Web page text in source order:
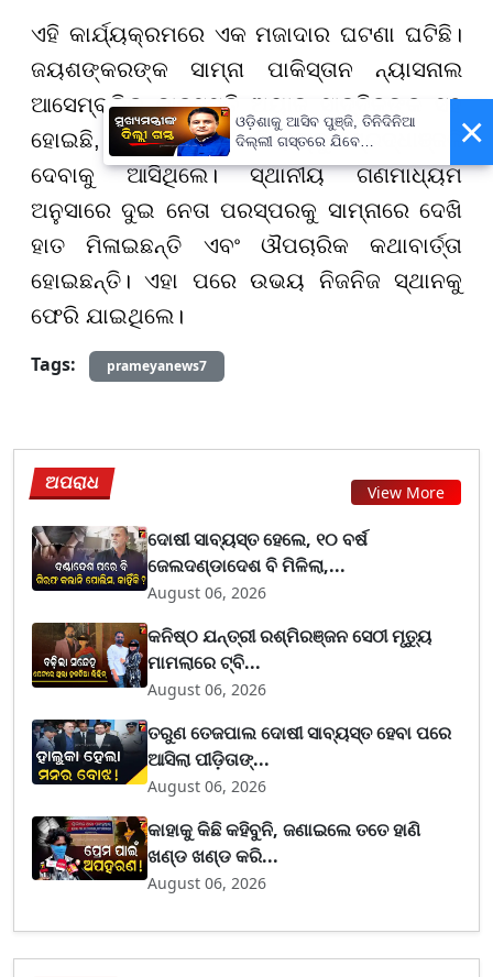
ଏହି କାର୍ଯ୍ୟକ୍ରମରେ ଏକ ମଜାଦାର ଘଟଣା ଘଟିଛି।
ଜୟଶଙ୍କରଙ୍କ ସାମ୍ନା ପାକିସ୍ତାନ ନ୍ୟାସନାଲ
ଆସେମ୍ବ୍ଲିର ବାଚସ୍ପତି ଅୟାଜ ସାଦ୍ଦିକଙ୍କ ସହ
ହୋଇଛି, ଯିଏ ଖାଲିଦା ଜିୟାଙ୍କୁ ଶ୍ରଦ୍ଧାଞ୍ଜଳି
ଦେବାକୁ ଆସିଥିଲେ। ସ୍ଥାନୀୟ ଗଣମାଧ୍ୟମ
ଅନୁସାରେ ଦୁଇ ନେତା ପରସ୍ପରକୁ ସାମ୍ନାରେ ଦେଖି
ହାତ ମିଳାଇଛନ୍ତି ଏବଂ ଔପଚାରିକ କଥାବାର୍ତ୍ତା
ହୋଇଛନ୍ତି। ଏହା ପରେ ଉଭୟ ନିଜନିଜ ସ୍ଥାନକୁ
ଫେରି ଯାଇଥିଲେ।
Tags:
prameyanews7
ଅପରାଧ View More
ଦୋଷୀ ସାବ୍ୟସ୍ତ ହେଲେ, ୧୦ ବର୍ଷ
ଜେଲଦଣ୍ଡାଦେଶ ବି ମିଳିଲା,...
August 06, 2026
କନିଷ୍ଠ ଯନ୍ତ୍ରୀ ରଶ୍ମିରଞ୍ଜନ ସେଠୀ ମୃତ୍ୟୁ
ମାମଲାରେ ଟ୍ବି...
August 06, 2026
ତରୁଣ ତେଜପାଲ ଦୋଷୀ ସାବ୍ୟସ୍ତ ହେବା ପରେ
ଆସିଲା ପୀଡ଼ିତାଙ୍...
August 06, 2026
କାହାକୁ କିଛି କହିବୁନି, ଜଣାଇଲେ ତତେ ହାଣି
ଖଣ୍ଡ ଖଣ୍ଡ କରି...
August 06, 2026
×
ଓଡ଼ିଶାକୁ ଆସିବ ପୁଞ୍ଜି, ତିନିଦିନିଆ
ଦିଲ୍ଲୀ ଗସ୍ତରେ ଯିବେ